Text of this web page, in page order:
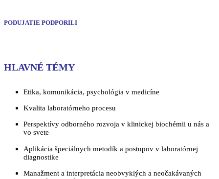
PODUJATIE PODPORILI
HLAVNÉ TÉMY
Etika, komunikácia, psychológia v medicíne
Kvalita laboratórneho procesu
Perspektívy odborného rozvoja v klinickej biochémii u nás a
vo svete
Aplikácia špeciálnych metodík a postupov v laboratórnej
diagnostike
Manažment a interpretácia neobvyklých a neočakávaných